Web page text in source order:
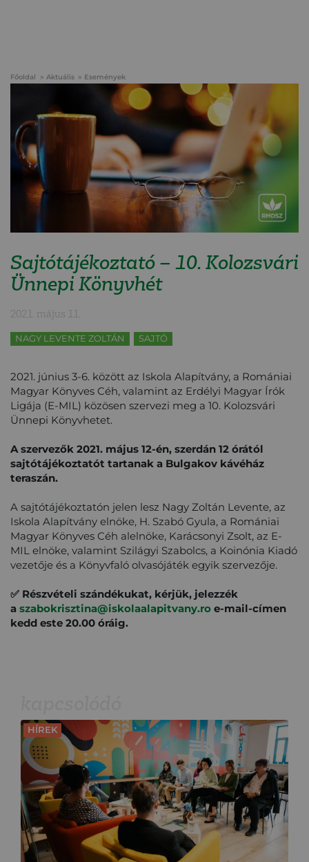
Főoldal Aktuális Események
Sajtótájékoztató – 10. Kolozsvári
Ünnepi Könyvhét
2021. május 11.
NAGY LEVENTE ZOLTÁN SAJTÓ
2021. június 3-6. között az Iskola Alapítvány, a Romániai
Magyar Könyves Céh, valamint az Erdélyi Magyar Írók
Ligája (E-MIL) közösen szervezi meg a 10. Kolozsvári
Ünnepi Könyvhetet.
A szervezők 2021. május 12-én, szerdán 12 órától
sajtótájékoztatót tartanak a Bulgakov kávéház
teraszán.
A sajtótájékoztatón jelen lesz Nagy Zoltán Levente, az
Iskola Alapítvány elnöke, H. Szabó Gyula, a Romániai
Magyar Könyves Céh alelnöke, Karácsonyi Zsolt, az E-
MIL elnöke, valamint Szilágyi Szabolcs, a Koinónia Kiadó
vezetője és a Könyvfaló olvasójáték egyik szervezője.
✅ Részvételi szándékukat, kérjük, jelezzék
a szabokrisztina@iskolaalapitvany.ro e-mail-címen
kedd este 20.00 óráig.
HÍREK